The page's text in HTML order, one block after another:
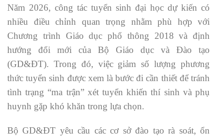
Năm 2026, công tác tuyển sinh đại học dự kiến có
nhiều điều chỉnh quan trọng nhằm phù hợp với
Chương trình Giáo dục phổ thông 2018 và định
hướng đổi mới của Bộ Giáo dục và Đào tạo
(GD&ĐT). Trong đó, việc giảm số lượng phương
thức tuyển sinh được xem là bước đi cần thiết để tránh
tình trạng “ma trận” xét tuyển khiến thí sinh và phụ
huynh gặp khó khăn trong lựa chọn.
Bộ GD&ĐT yêu cầu các cơ sở đào tạo rà soát, ổn